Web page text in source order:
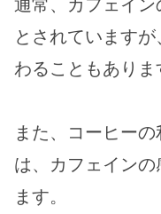
通常、カフェイン
とされています
わることもありま
また、コーヒー
は、カフェイン
ます。